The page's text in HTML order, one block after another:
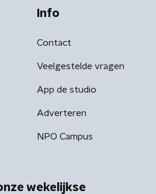
Info
Contact
Veelgestelde vragen
App de studio
Adverteren
NPO Campus
wekelijkse